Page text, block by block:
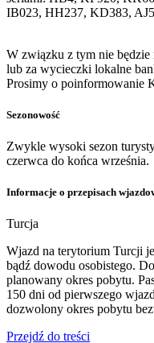
IB023, HH237, KD383,
W związku z tym nie
lub za wycieczki lokalne
Prosimy o poinformowanie
Sezonowość
Zwykle wysoki sezon
czerwca do końca września.
Informacje o przepisach
Turcja
Wjazd na terytorium Turcji
bądź dowodu osobistego.
planowany okres pobytu.
150 dni od pierwszego
dozwolony okres pobytu
Przejdź do treści